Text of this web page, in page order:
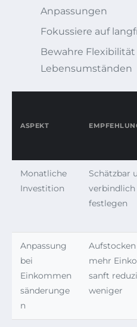
Anpassungen
Fokussiere auf
Bewahre
Lebensumständen
ASPEKT
Monatliche
Investition
Schätzbar
verbindlich
festlegen
Anpassung
bei
Einkommen
sänderunge
n
Aufstocken
mehr
sanft
weniger